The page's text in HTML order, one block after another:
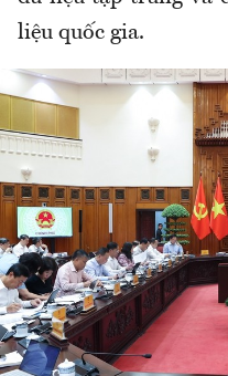
liệu quốc gia.